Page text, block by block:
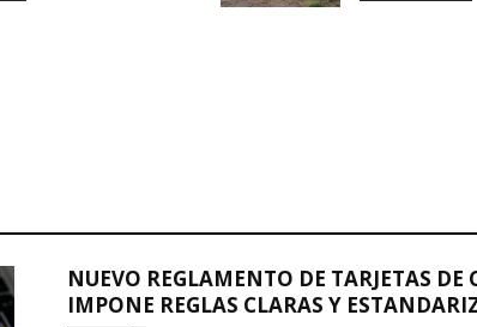
NUEVO REGLAMENTO DE TARJETAS DE
IMPONE REGLAS CLARAS Y